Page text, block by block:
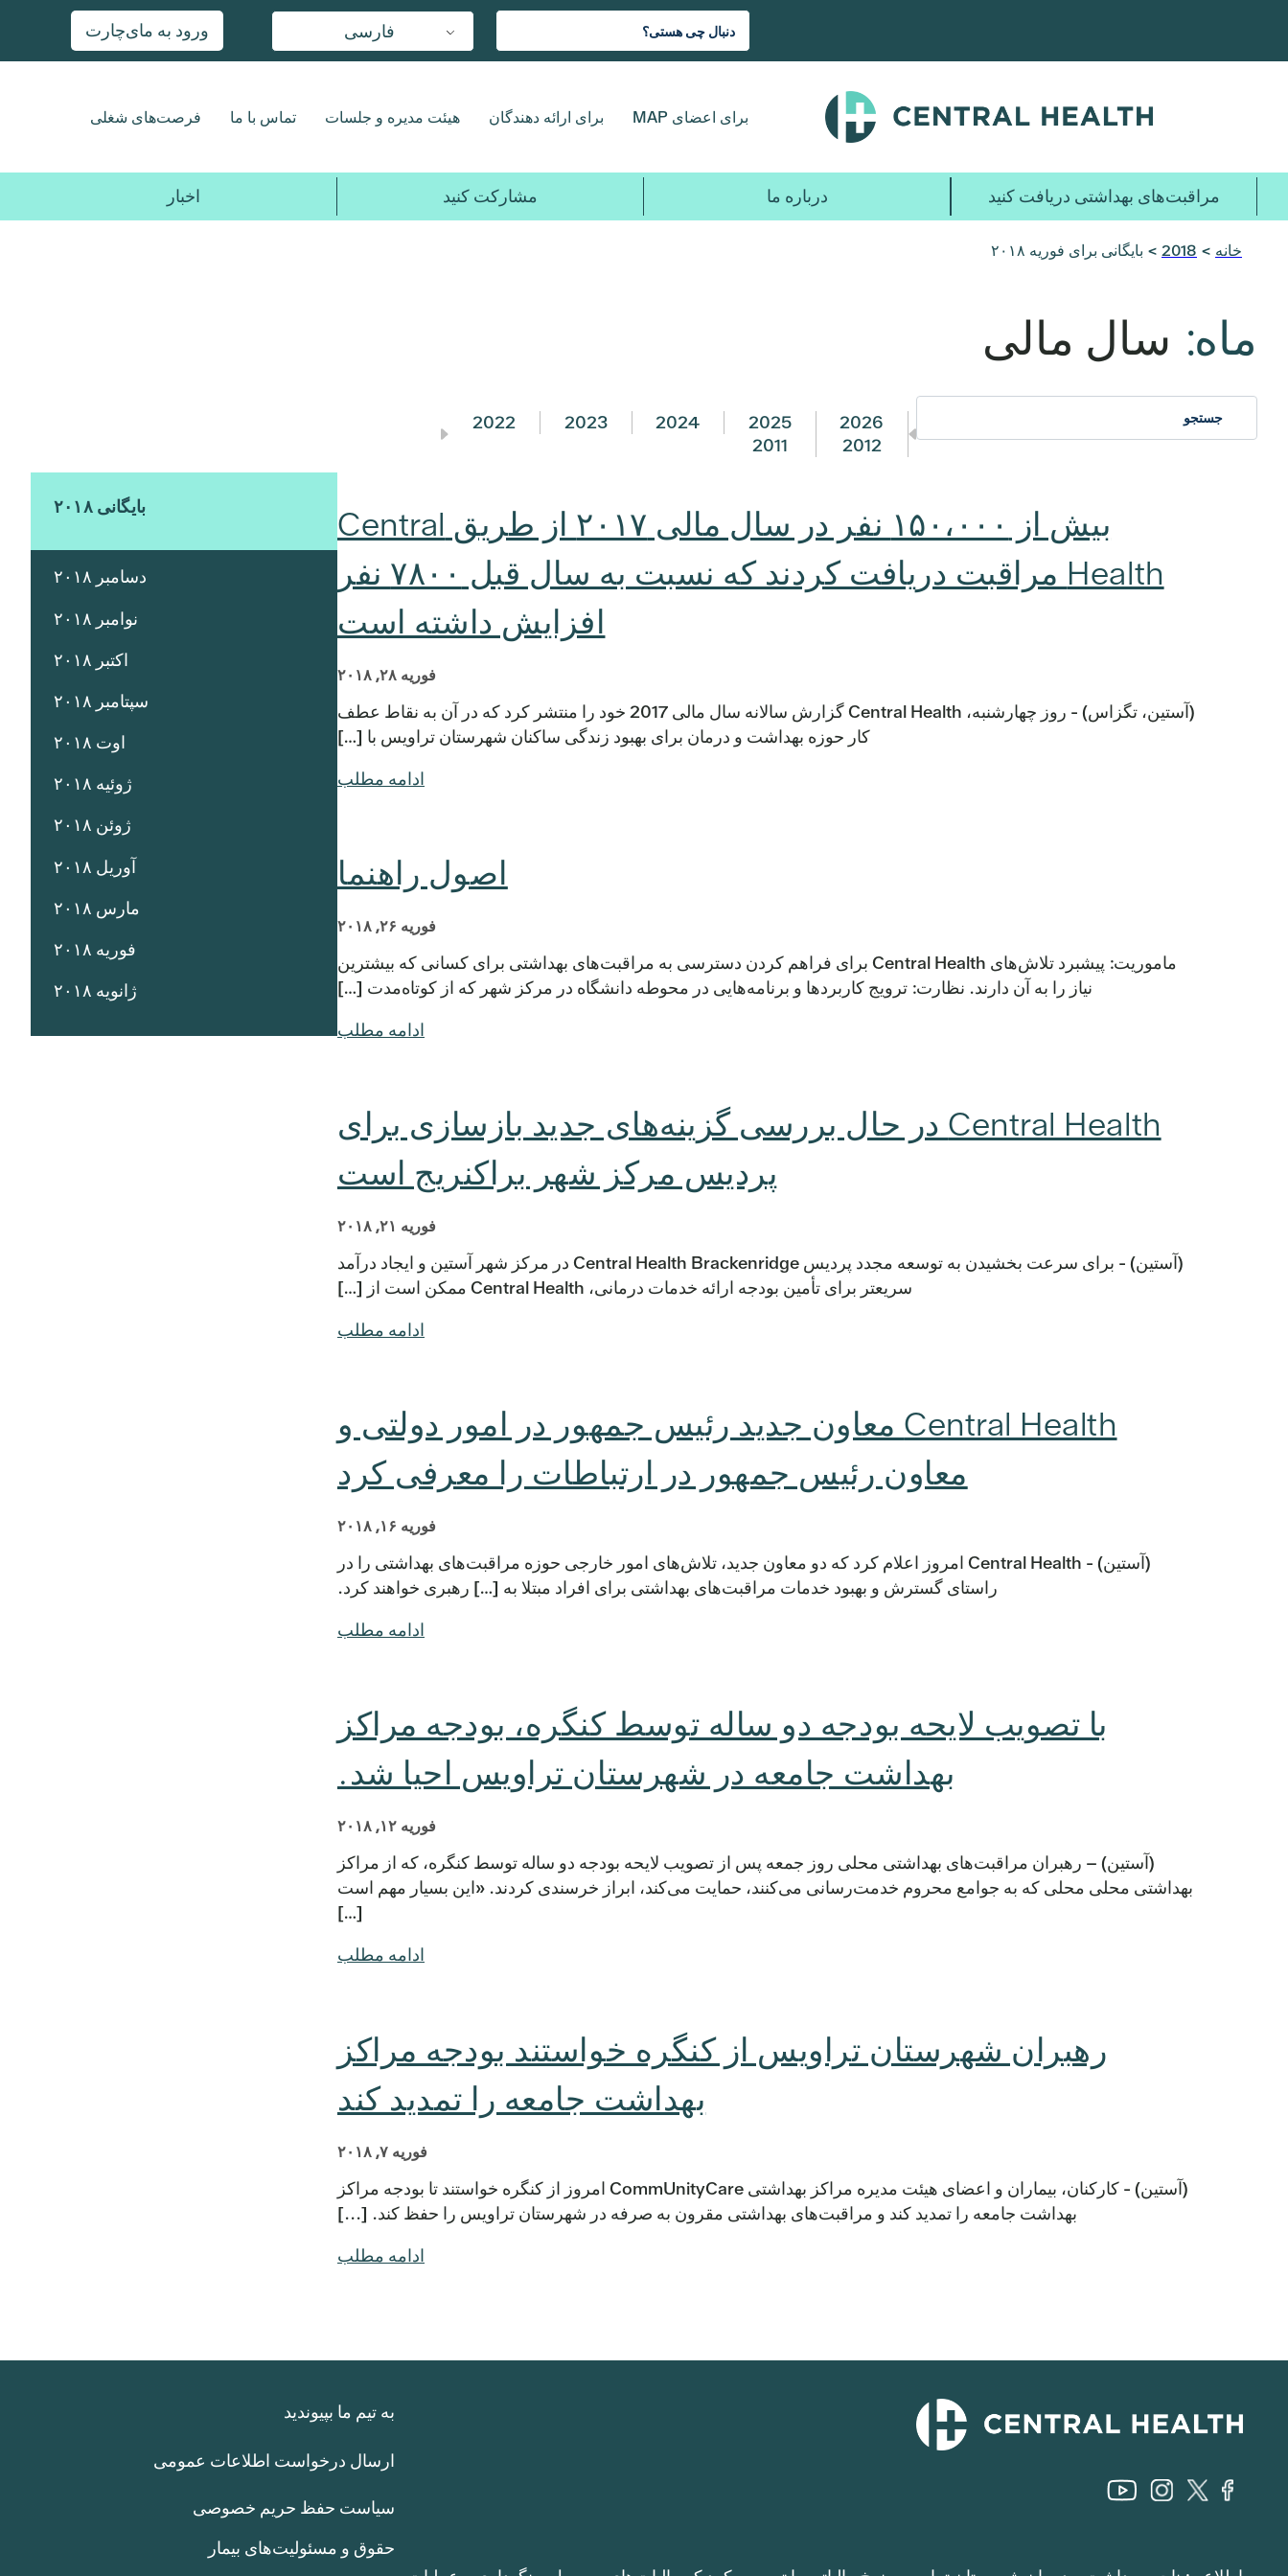
محتوای
فارسی ورود به مای‌چارت
برای اعضای MAP برای ارائه دهندگان هیئت مدیره و جلسات تماس با ما فرصت‌های شغلی
مراقبت‌های بهداشتی دریافت کنید درباره ما مشارکت کنید اخبار
خانه >
2018 > بایگانی برای فوریه ۲۰۱۸
ماه: سال مالی
2026
2025
2024
2023
2022
2012
2011
بیش از ۱۵۰،۰۰۰ نفر در سال مالی ۲۰۱۷ از طریق Central
Health مراقبت دریافت کردند که نسبت به سال قبل ۷۸۰۰ نفر
افزایش داشته است
فوریه ۲۸, ۲۰۱۸
(آستین، تگزاس) - روز چهارشنبه، Central Health گزارش سالانه سال مالی 2017 خود را منتشر کرد که در آن به نقاط عطف
کار حوزه بهداشت و درمان برای بهبود زندگی ساکنان شهرستان تراویس با […]
ادامه مطلب
اصول راهنما
فوریه ۲۶, ۲۰۱۸
ماموریت: پیشبرد تلاش‌های Central Health برای فراهم کردن دسترسی به مراقبت‌های بهداشتی برای کسانی که بیشترین
نیاز را به آن دارند. نظارت: ترویج کاربردها و برنامه‌هایی در محوطه دانشگاه در مرکز شهر که از کوتاه‌مدت […]
ادامه مطلب
Central Health در حال بررسی گزینه‌های جدید بازسازی برای
پردیس مرکز شهر براکنریج است
فوریه ۲۱, ۲۰۱۸
(آستین) - برای سرعت بخشیدن به توسعه مجدد پردیس Central Health Brackenridge در مرکز شهر آستین و ایجاد درآمد
سریعتر برای تأمین بودجه ارائه خدمات درمانی، Central Health ممکن است از […]
ادامه مطلب
Central Health معاون جدید رئیس جمهور در امور دولتی و
معاون رئیس جمهور در ارتباطات را معرفی کرد
فوریه ۱۶, ۲۰۱۸
(آستین) - Central Health امروز اعلام کرد که دو معاون جدید، تلاش‌های امور خارجی حوزه مراقبت‌های بهداشتی را در
راستای گسترش و بهبود خدمات مراقبت‌های بهداشتی برای افراد مبتلا به […] رهبری خواهند کرد.
ادامه مطلب
با تصویب لایحه بودجه دو ساله توسط کنگره، بودجه مراکز
بهداشت جامعه در شهرستان تراویس احیا شد.
فوریه ۱۲, ۲۰۱۸
(آستین) – رهبران مراقبت‌های بهداشتی محلی روز جمعه پس از تصویب لایحه بودجه دو ساله توسط کنگره، که از مراکز
بهداشتی محلی محلی که به جوامع محروم خدمت‌رسانی می‌کنند، حمایت می‌کند، ابراز خرسندی کردند. «این بسیار مهم است
[…]
ادامه مطلب
رهبران شهرستان تراویس از کنگره خواستند بودجه مراکز
بهداشت جامعه را تمدید کند
فوریه ۷, ۲۰۱۸
(آستین) - کارکنان، بیماران و اعضای هیئت مدیره مراکز بهداشتی CommUnityCare امروز از کنگره خواستند تا بودجه مراکز
بهداشت جامعه را تمدید کند و مراقبت‌های بهداشتی مقرون به صرفه در شهرستان تراویس را حفظ کند. [...]
ادامه مطلب
بایگانی ۲۰۱۸
دسامبر ۲۰۱۸
نوامبر ۲۰۱۸
اکتبر ۲۰۱۸
سپتامبر ۲۰۱۸
اوت ۲۰۱۸
ژوئیه ۲۰۱۸
ژوئن ۲۰۱۸
آوریل ۲۰۱۸
مارس ۲۰۱۸
فوریه ۲۰۱۸
ژانویه ۲۰۱۸
به تیم ما بپیوندید
ارسال درخواست اطلاعات عمومی
سیاست حفظ حریم خصوصی
حقوق و مسئولیت‌های بیمار